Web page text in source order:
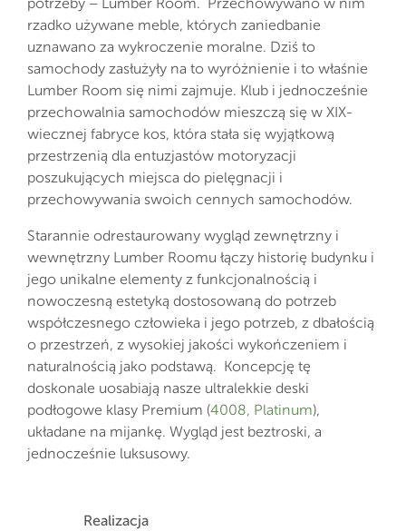
rzadko używane meble, których zaniedbanie
uznawano za wykroczenie moralne. Dziś to
samochody zasłużyły na to wyróżnienie i to właśnie
Lumber Room się nimi zajmuje. Klub i jednocześnie
przechowalnia samochodów mieszczą się w XIX-
wiecznej fabryce kos, która stała się wyjątkową
przestrzenią dla entuzjastów motoryzacji
poszukujących miejsca do pielęgnacji i
przechowywania swoich cennych samochodów.
Starannie odrestaurowany wygląd zewnętrzny i
wewnętrzny Lumber Roomu łączy historię budynku i
jego unikalne elementy z funkcjonalnością i
nowoczesną estetyką dostosowaną do potrzeb
współczesnego człowieka i jego potrzeb, z dbałością
o przestrzeń, z wysokiej jakości wykończeniem i
naturalnością jako podstawą. Koncepcję tę
doskonale uosabiają nasze ultralekkie deski
podłogowe klasy Premium (4008, Platinum),
układane na mijankę. Wygląd jest beztroski, a
jednocześnie luksusowy.
Realizacja